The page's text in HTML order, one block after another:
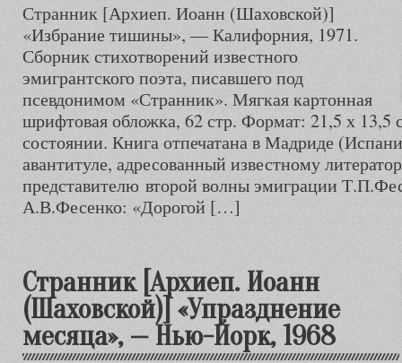
Странник [Архиеп. Иоанн (Шаховской)]
«Избрание тишины», — Калифорния, 1971.
Сборник стихотворений известного
эмигрантского поэта, писавшего под
псевдонимом «Странник». Мягкая картонная
шрифтовая обложка, 62 стр. Формат: 21,5 х 13,5
состоянии. Книга отпечатана в Мадриде
авантитуле, адресованный известному
представителю второй волны эмиграции
А.В.Фесенко: «Дорогой […]
Странник [Архиеп. Иоанн
(Шаховской)] «Упразднение
месяца», — Нью-Йорк, 1968